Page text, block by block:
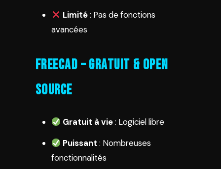
Limité: Pas de fonctions
avancées
FreeCAD – Gratuit & Open
Source
Gratuit à vie: Logiciel libre
Puissant : Nombreuses
fonctionnalités